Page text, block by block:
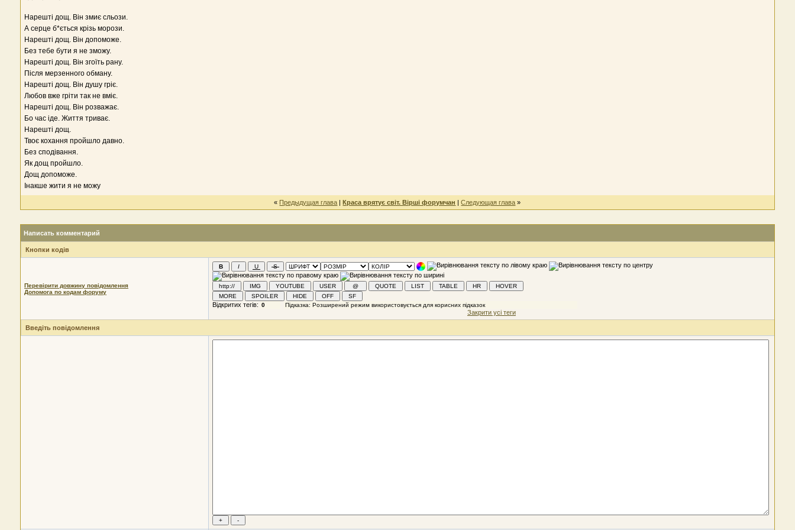
Нарешті дощ. Він змиє сльози.
А серце б*ється крізь морози.
Нарешті дощ. Він допоможе.
Без тебе бути я не зможу.
Нарешті дощ. Він згоїть рану.
Після мерзенного обману.
Нарешті дощ. Він душу гріє.
Любов вже гріти так не вміє.
Нарешті дощ. Він розважає.
Бо час іде. Життя триває.
Нарешті дощ.
Твоє кохання пройшло давно.
Без сподівання.
Як дощ пройшло.
Дощ допоможе.
Інакше жити я не можу
« Предыдущая глава |Краса врятує світ. Вірші форумчан |Следующая глава »
Написать комментарий
Кнопки кодів
Перевірити довжину повідомлення
Допомога по кодам форуму
Відкритих тегів:
Закрити усі теги
Введіть повідомлення